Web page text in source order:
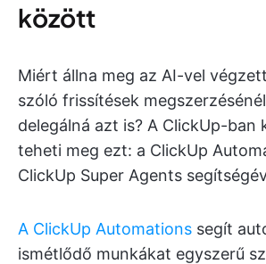
között
Miért állna meg az AI-vel
szóló frissítések
delegálná azt is? A ClickUp-ban
teheti meg ezt: a ClickUp
ClickUp Super Agents
A ClickUp Automations segít
ismétlődő munkákat egyszerű